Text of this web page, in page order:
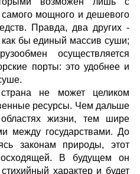
мощного и дешевого
Правда, два других -
бы единый массив суши;
осуществляется
порты: это удобнее и
не может целиком
ресурсы. Чем дальше
жизни, тем шире
между государствами. До
законам природы, этот
В будущем он
характер и будет